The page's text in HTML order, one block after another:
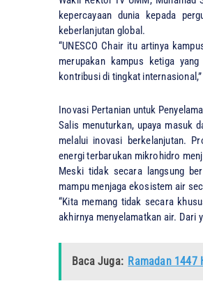
kepercayaan dunia kepada
keberlanjutan global.
​“UNESCO Chair itu artinya
merupakan kampus ketiga
kontribusi di tingkat
​Inovasi Pertanian untuk
​Salis menuturkan, upaya masuk
melalui inovasi berkelanjutan.
energi terbarukan mikrohidro
​Meski tidak secara langsung
mampu menjaga ekosistem air
​“Kita memang tidak secara
akhirnya menyelamatkan air. Dari
Baca Juga: Ramadan 1447